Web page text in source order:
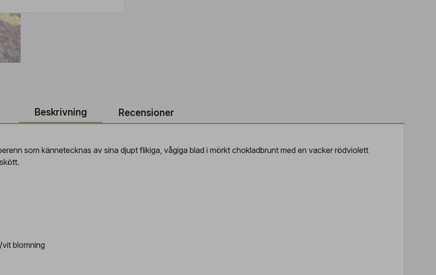
Beskrivning Recensioner
som kännetecknas av sina djupt flikiga, vågiga blad i mörkt chokladbrunt med en vacker rödviolett
blomning